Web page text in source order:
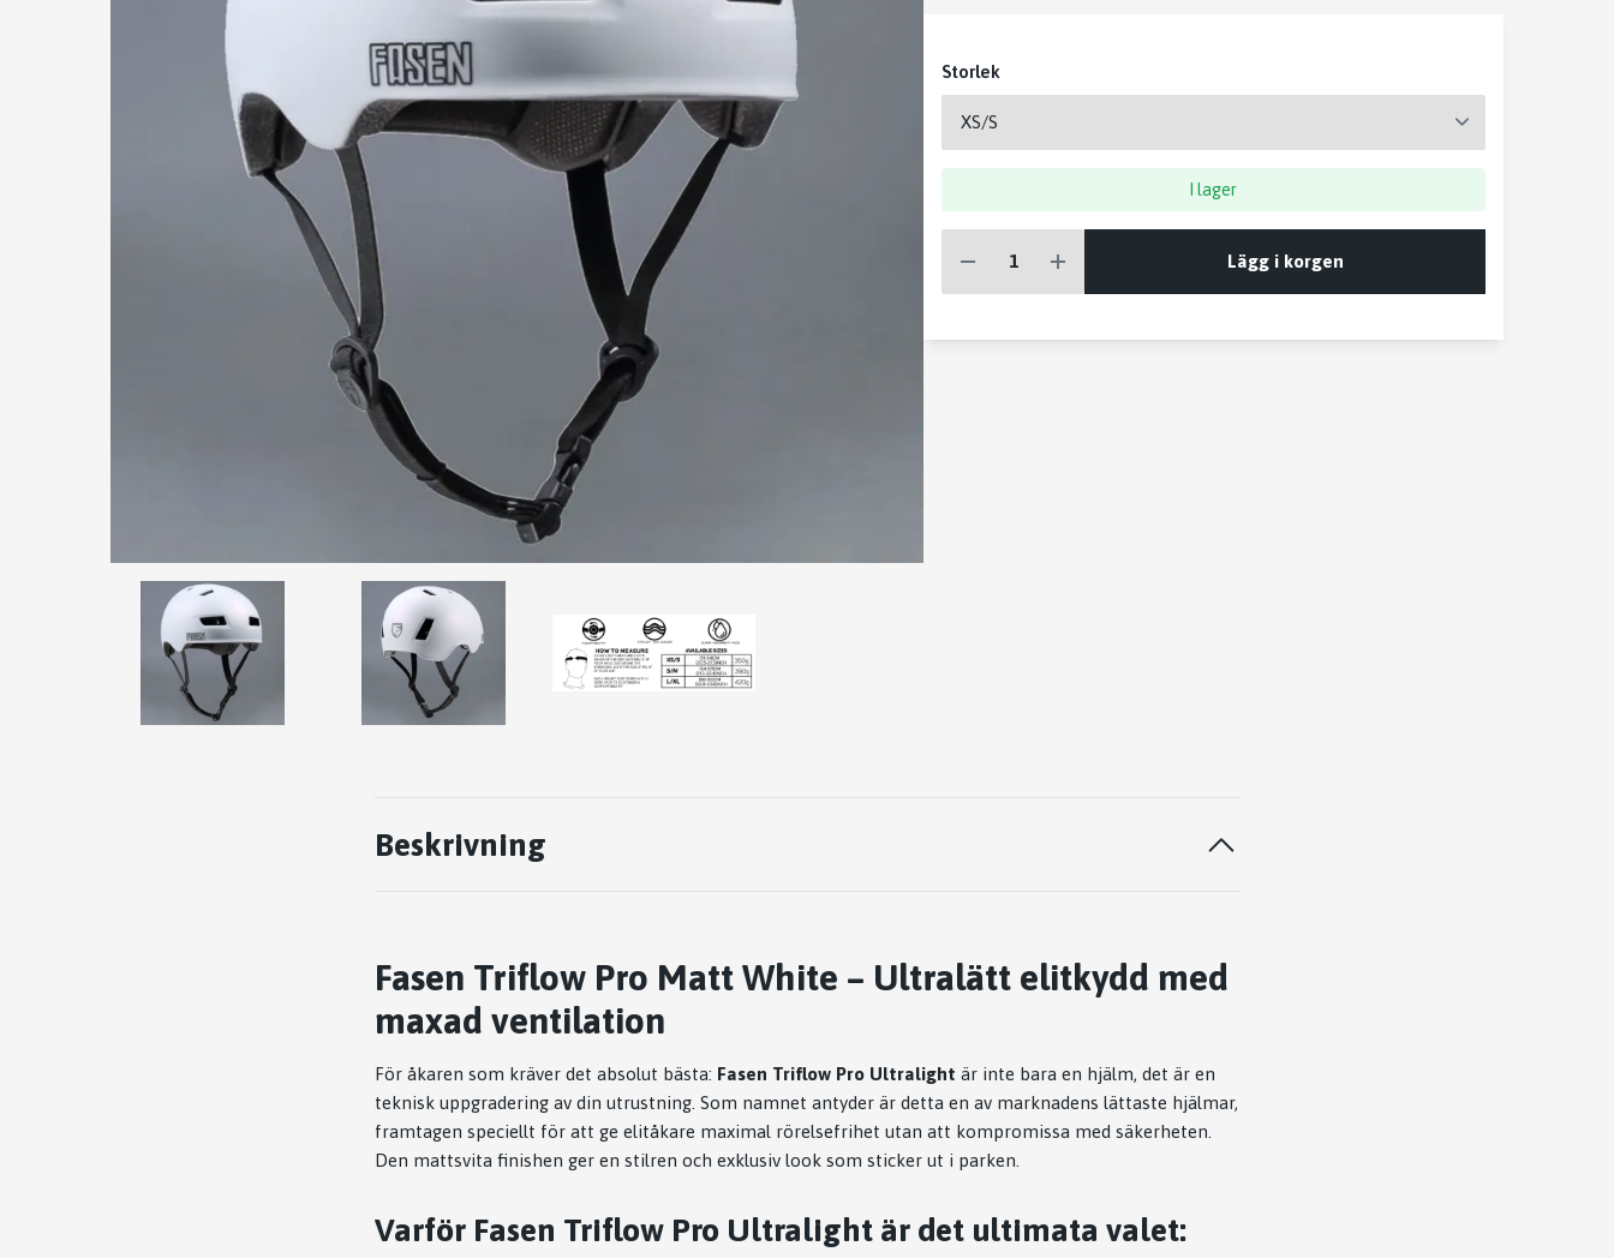
Storlek
I lager
Lägg i korgen
Beskrivning
Fasen Triflow Pro Matt White – Ultralätt elitkydd med
maxad ventilation
För åkaren som kräver det absolut bästa: Fasen Triflow Pro Ultralight är inte bara en hjälm, det är en
teknisk uppgradering av din utrustning. Som namnet antyder är detta en av marknadens lättaste hjälmar,
framtagen speciellt för att ge elitåkare maximal rörelsefrihet utan att kompromissa med säkerheten.
Den mattsvita finishen ger en stilren och exklusiv look som sticker ut i parken.
Varför Fasen Triflow Pro Ultralight är det ultimata valet: